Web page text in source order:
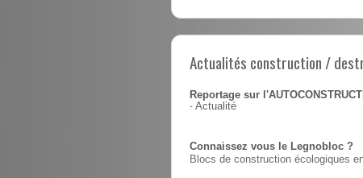
Actualités construction /
Reportage sur
- Actualité
Connaissez vous le Legnobloc ?
Blocs de construction écologiques